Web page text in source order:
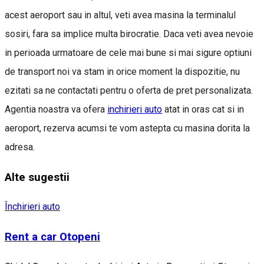
acest aeroport sau in altul, veti avea masina la terminalul
sosiri, fara sa implice multa birocratie. Daca veti avea nevoie
in perioada urmatoare de cele mai bune si mai sigure optiuni
de transport noi va stam in orice moment la dispozitie, nu
ezitati sa ne contactati pentru o oferta de pret personalizata.
Agentia noastra va ofera inchirieri auto atat in oras cat si in
aeroport, rezerva acumsi te vom astepta cu masina dorita la
adresa.
Alte sugestii
Închirieri auto
Rent a car Otopeni